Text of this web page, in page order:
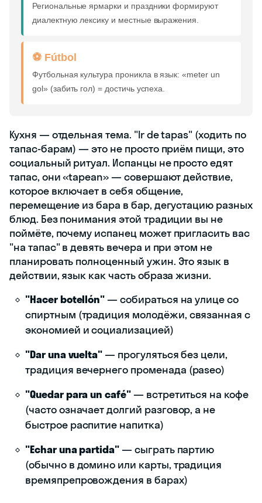
Региональные ярмарки и праздники формируют
диалектную лексику и местные выражения.
⚽ Fútbol
Футбольная культура проникла в язык: «meter un
gol» (забить гол) = достичь успеха.
Кухня — отдельная тема. "Ir de tapas" (ходить по
тапас-барам) — это не просто приём пищи, это
социальный ритуал. Испанцы не просто едят
тапас, они «tapean» — совершают действие,
которое включает в себя общение,
перемещение из бара в бар, дегустацию разных
блюд. Без понимания этой традиции вы не
поймёте, почему испанец может пригласить вас
"на тапас" в девять вечера и при этом не
планировать полноценный ужин. Это язык в
действии, язык как часть образа жизни.
"Hacer botellón"— собираться на улице со
спиртным (традиция молодёжи, связанная с
экономией и социализацией)
"Dar una vuelta"— прогуляться без цели,
традиция вечернего променада (paseo)
"Quedar para un café"— встретиться на кофе
(часто означает долгий разговор, а не
быстрое распитие напитка)
"Echar una partida"— сыграть партию
(обычно в домино или карты, традиция
времяпрепровождения в барах)